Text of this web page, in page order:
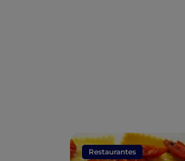
Restaurantes